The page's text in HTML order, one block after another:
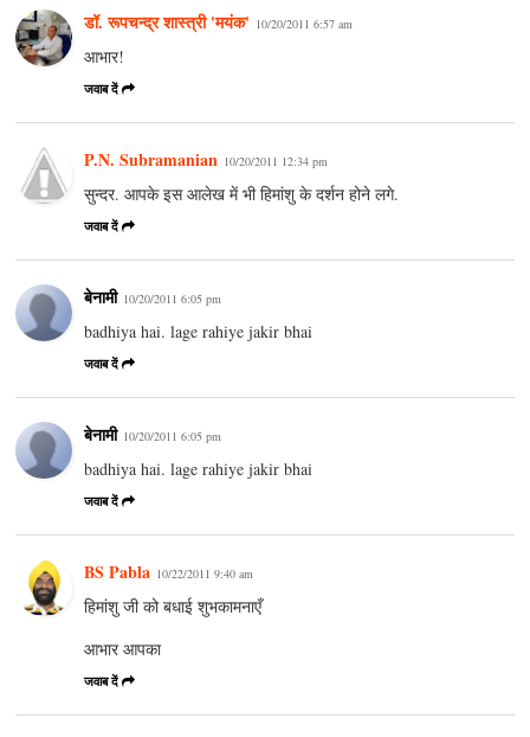
डॉ. रूपचन्द्र शास्त्री 'मयंक' 10/20/2011 6:57 am
आभार!
जवाब दें
P.N. Subramanian 10/20/2011 12:34 pm
सुन्दर. आपके इस आलेख में भी हिमांशु के दर्शन होने लगे.
जवाब दें
बेनामी 10/20/2011 6:05 pm
badhiya hai. lage rahiye jakir bhai
जवाब दें
बेनामी 10/20/2011 6:05 pm
badhiya hai. lage rahiye jakir bhai
जवाब दें
BS Pabla 10/22/2011 9:40 am
हिमांशु जी को बधाई शुभकामनाएँ
आभार आपका
जवाब दें